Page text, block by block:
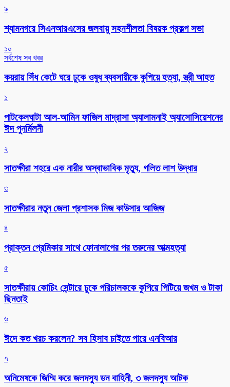
৯
শ্যামনগরে সিএনআরএসের জলবায়ু সহনশীলতা বিষয়ক প্রকল্প সভা
১০
সর্বশেষ সব খবর
কয়রায় সিঁধ কেটে ঘরে ঢুকে ওষুধ ব্যবসায়ীকে কুপিয়ে হত্যা, স্ত্রী আহত
১
পাটকেলঘাটা আল-আমিন ফাজিল মাদ্রাসা অ্যালামনাই অ্যাসোসিয়েশনের
ঈদ পুনর্মিলনী
২
সাতক্ষীরা শহরে এক নারীর অস্বাভাবিক মৃত্যু, গলিত লাশ উদ্ধার
৩
সাতক্ষীরার নতুন জেলা প্রশাসক মিজ কাউসার আজিজ
৪
প্রাক্তন প্রেমিকার সাথে ফোনালাপের পর তরুনের আত্মহত্যা
৫
সাতক্ষীরায় কোচিং সেন্টারে ঢুকে পরিচালককে কুপিয়ে পিটিয়ে জখম ও টাকা
ছিনতাই
৬
ঈদে কত খরচ করলেন? সব হিসাব চাইতে পারে এনবিআর
৭
অনিমেষকে জিম্মি করে জলদস্যু ডন বাহিনী, ৩ জলদস্যু আটক